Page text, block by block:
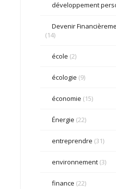
développement
Devenir
(14)
école (2)
écologie (9)
économie (15)
Énergie (22)
entreprendre (31)
environnement(3)
finance (22)